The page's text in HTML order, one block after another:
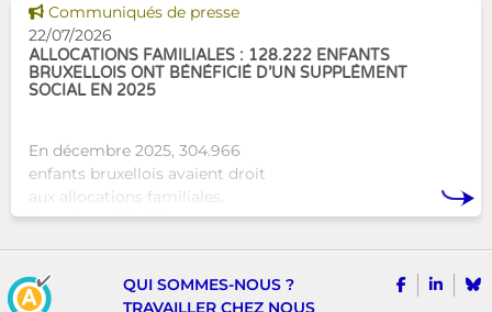
commencer la
Voir cette news
Communiqués de presse
22/07/2026
ALLOCATIONS FAMILIALES : 128.222 ENFANTS
BRUXELLOIS ONT BÉNÉFICIÉ D’UN SUPPLÉMENT
SOCIAL EN 2025
En décembre 2025, 304.966
enfants bruxellois avaient droit
aux allocations familiales.
Parmi eux, 128.222
montant de base de leurs all
QUI SOMMES-NOUS ?
TRAVAILLER CHEZ NOUS
SUIVEZ-